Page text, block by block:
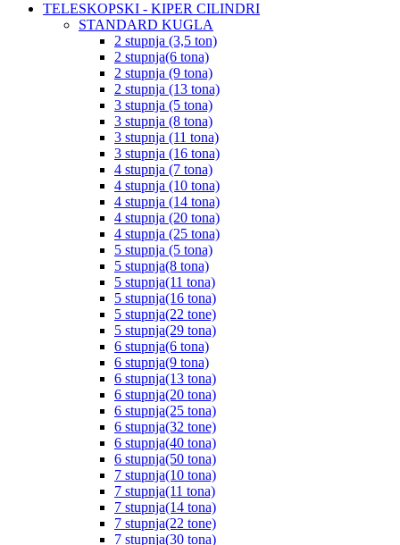
TELESKOPSKI - KIPER CILINDRI
STANDARD KUGLA
2 stupnja (3,5 ton)
2 stupnja(6 tona)
2 stupnja (9 tona)
2 stupnja (13 tona)
3 stupnja (5 tona)
3 stupnja (8 tona)
3 stupnja (11 tona)
3 stupnja (16 tona)
4 stupnja (7 tona)
4 stupnja (10 tona)
4 stupnja (14 tona)
4 stupnja (20 tona)
4 stupnja (25 tona)
5 stupnja (5 tona)
5 stupnja(8 tona)
5 stupnja(11 tona)
5 stupnja(16 tona)
5 stupnja(22 tone)
5 stupnja(29 tona)
6 stupnja(6 tona)
6 stupnja(9 tona)
6 stupnja(13 tona)
6 stupnja(20 tona)
6 stupnja(25 tona)
6 stupnja(32 tone)
6 stupnja(40 tona)
6 stupnja(50 tona)
7 stupnja(10 tona)
7 stupnja(11 tona)
7 stupnja(14 tona)
7 stupnja(22 tone)
7 stupnja(30 tona)